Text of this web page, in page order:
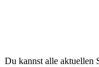
Du kannst alle aktuellen